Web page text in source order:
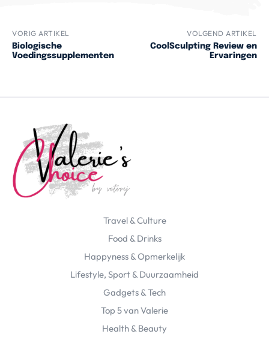
VORIG ARTIKEL
Biologische
Voedingssupplementen
VOLGEND ARTIKEL
CoolSculpting Review en
Ervaringen
Travel & Culture
Food & Drinks
Happyness & Opmerkelijk
Lifestyle, Sport & Duurzaamheid
Gadgets & Tech
Top 5 van Valerie
Health & Beauty